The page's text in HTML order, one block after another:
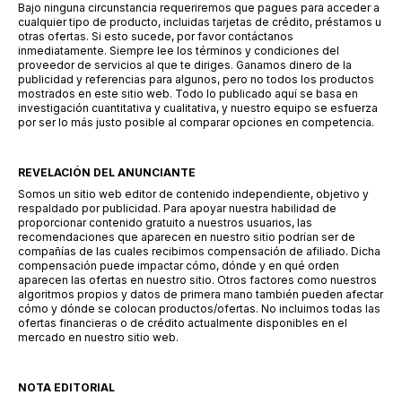
Bajo ninguna circunstancia requeriremos que pagues para acceder a
cualquier tipo de producto, incluidas tarjetas de crédito, préstamos u
otras ofertas. Si esto sucede, por favor contáctanos
inmediatamente. Siempre lee los términos y condiciones del
proveedor de servicios al que te diriges. Ganamos dinero de la
publicidad y referencias para algunos, pero no todos los productos
mostrados en este sitio web. Todo lo publicado aquí se basa en
investigación cuantitativa y cualitativa, y nuestro equipo se esfuerza
por ser lo más justo posible al comparar opciones en competencia.
REVELACIÓN DEL ANUNCIANTE
Somos un sitio web editor de contenido independiente, objetivo y
respaldado por publicidad. Para apoyar nuestra habilidad de
proporcionar contenido gratuito a nuestros usuarios, las
recomendaciones que aparecen en nuestro sitio podrían ser de
compañías de las cuales recibimos compensación de afiliado. Dicha
compensación puede impactar cómo, dónde y en qué orden
aparecen las ofertas en nuestro sitio. Otros factores como nuestros
algoritmos propios y datos de primera mano también pueden afectar
cómo y dónde se colocan productos/ofertas. No incluimos todas las
ofertas financieras o de crédito actualmente disponibles en el
mercado en nuestro sitio web.
NOTA EDITORIAL